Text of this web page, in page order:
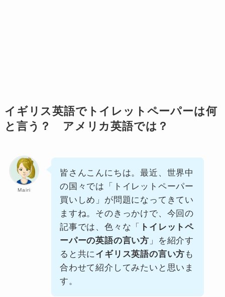
イギリス英語でトイレットペーパーは何
と言う？ アメリカ英語では？
Mairi
皆さんこんにちは。最近、世界中
の国々では「トイレットペーパー
買いしめ」が問題になってきてい
ますね。そのきっかけで、今回の
記事では、色々な「
トイレットペ
ーパーの英語の言い方 」を紹介す
ると共に イギリス英語の言い方 も
合わせて紹介してみたいと思いま
す。